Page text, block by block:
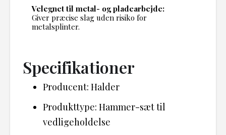
Velegnet til metal- og pladearbejde:
Giver præcise slag uden risiko for
metalsplinter.
Specifikationer
Producent: Halder
Produkttype: Hammer-sæt til
vedligeholdelse